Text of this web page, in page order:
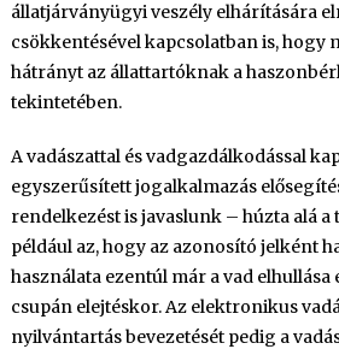
állatjárványügyi veszély elhárítására
csökkentésével kapcsolatban is, hogy
hátrányt az állattartóknak a
tekintetében.
A vadászattal és vadgazdálkodással
egyszerűsített jogalkalmazás
rendelkezést is javaslunk – húzta alá a
például az, hogy az azonosító jelként
használata ezentúl már a vad elhullása
csupán elejtéskor. Az elektronikus
nyilvántartás bevezetését pedig a